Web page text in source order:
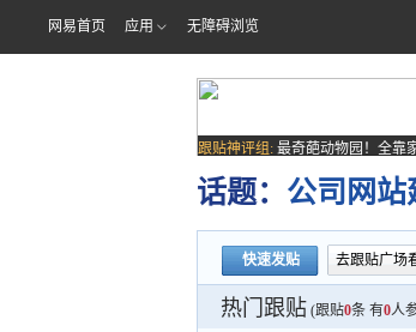
网易首页 应用 无障碍浏览
跟贴神评组: 最奇葩动物园！全靠
场子
话题： 公司网站
快速发贴 去跟贴广场
热门跟贴 (跟贴0条 有0人